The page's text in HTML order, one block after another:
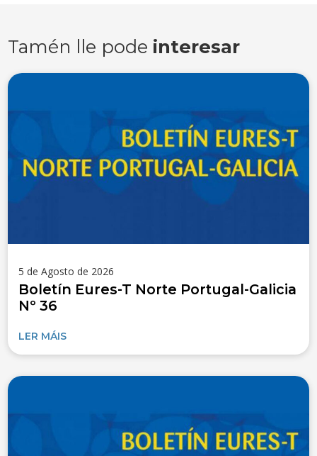
Tamén lle pode interesar
5 de Agosto de 2026
Boletín Eures-T Norte Portugal-Galicia
Nº 36
LER MÁIS